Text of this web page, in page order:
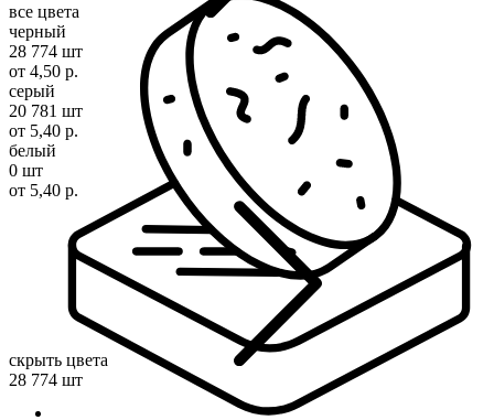
все цвета
черный
28 774 шт
от 4,50 р.
серый
20 781 шт
от 5,40 р.
белый
0 шт
от 5,40 р.
скрыть цвета
28 774 шт